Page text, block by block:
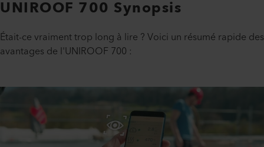
UNIROOF 700 Synopsis
Était-ce vraiment trop long à lire ? Voici un résumé rapide des
avantages de l'UNIROOF 700 :